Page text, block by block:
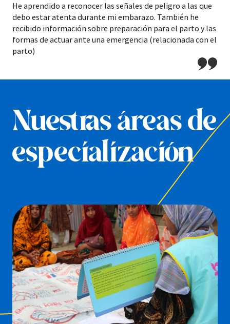
He aprendido a reconocer las señales de peligro a las que
debo estar atenta durante mi embarazo. También he
recibido información sobre preparación para el parto y las
formas de actuar ante una emergencia (relacionada con el
parto)
Nuestras áreas de
especialización